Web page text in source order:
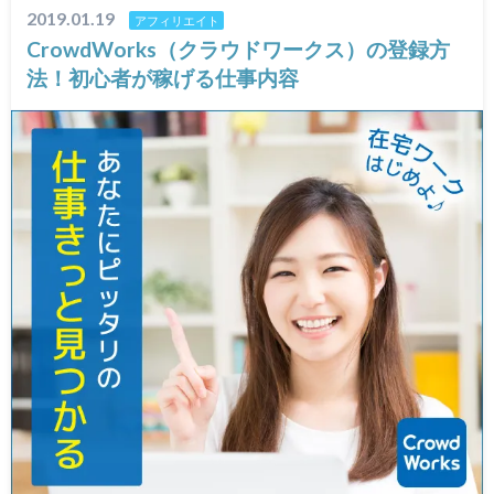
2019.01.19 アフィリエイト
CrowdWorks（クラウドワークス）の登録方
法！初心者が稼げる仕事内容